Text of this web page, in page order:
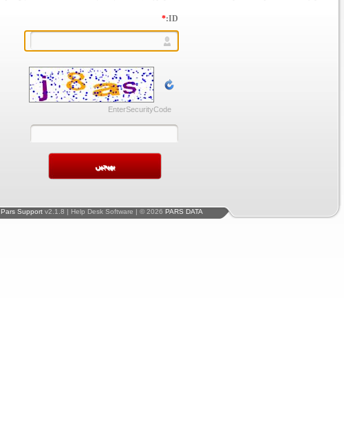
ID:
*
EnterSecurityCode
Pars Support v2.1.8 | Help Desk Software | © 2026 PARS DATA